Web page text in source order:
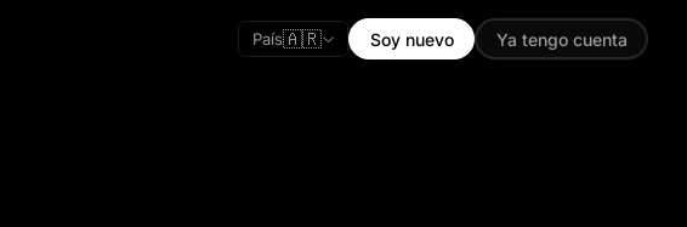
País🇦🇷 Soy nuevo Ya tengo cuenta